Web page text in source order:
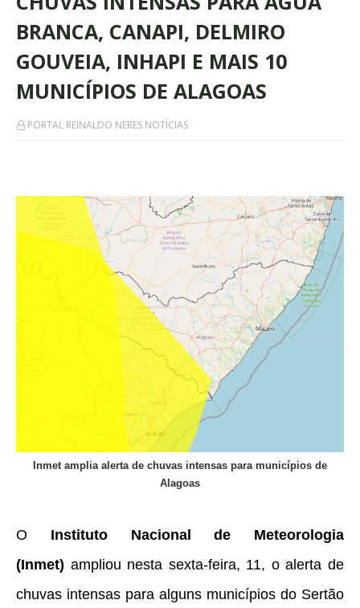
BRANCA, CANAPI, DELMIRO
GOUVEIA, INHAPI E MAIS 10
MUNICÍPIOS DE ALAGOAS
PORTAL REINALDO NERES NOTÍCIAS
Inmet amplia alerta de chuvas intensas para municípios de
Alagoas
O Instituto Nacional de Meteorologia
(Inmet) ampliou nesta sexta-feira, 11, o alerta de
chuvas intensas para alguns municípios do Sertão